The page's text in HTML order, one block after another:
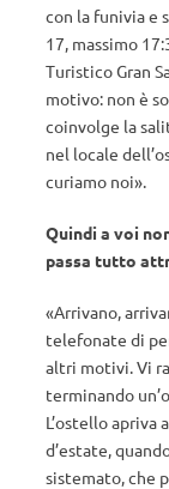
con la funivia e
17, massimo
Turistico Gran
motivo: non è
coinvolge la
nel locale
curiamo noi».
Quindi a voi
passa tutto
«Arrivano,
telefonate di
altri motivi. Vi
terminando
L’ostello apriva
d’estate,
sistemato, che